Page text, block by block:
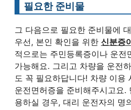
필요한 준비물
그 다음으로 필요한 준비물에
우선, 본인 확인을 위한 신분증
적으로는 주민등록증이나 운전
가능해요. 그리고 차량을 운전
도 꼭 필요하답니다! 차량 이용
운전면허증을 준비해주시고요.
용하실 경우, 대리 운전자의 명